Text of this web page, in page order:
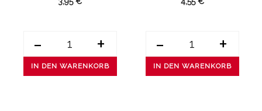
- +
IN DEN WARENKORB
- +
IN DEN WARENKORB